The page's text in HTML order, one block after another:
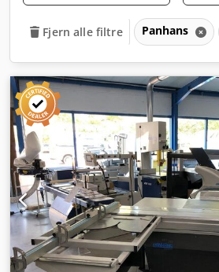
Fjern alle filtre Panhans